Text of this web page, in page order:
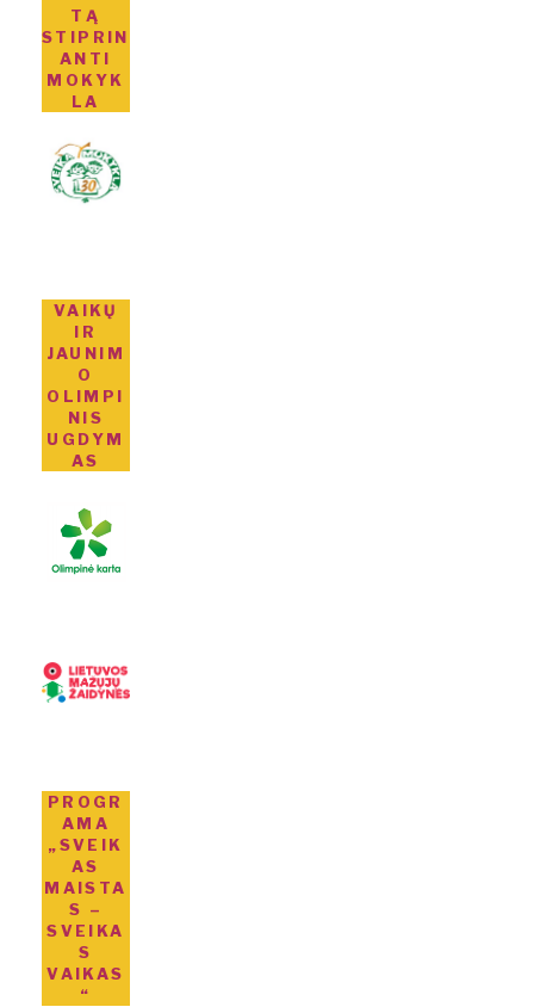
TĄ
STIPRIN
ANTI
MOKYK
LA
VAIKŲ
IR
JAUNIM
O
OLIMPI
NIS
UGDYM
AS
PROGR
AMA
„SVEIK
AS
MAISTA
S –
SVEIKA
S
VAIKAS
“